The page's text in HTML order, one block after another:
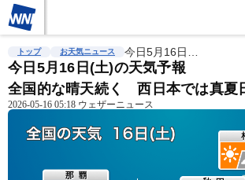
雨雲レーダー 台風情報 地震情報
トップ お天気ニュース 今日5月16日…
今日5月16日(土)の天気予報
全国的な晴天続く 西日本では真夏
2026-05-16 05:18 ウェザーニュース